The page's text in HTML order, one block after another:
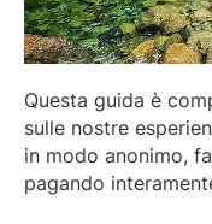
Questa guida è
sulle nostre
in modo anonimo,
pagando